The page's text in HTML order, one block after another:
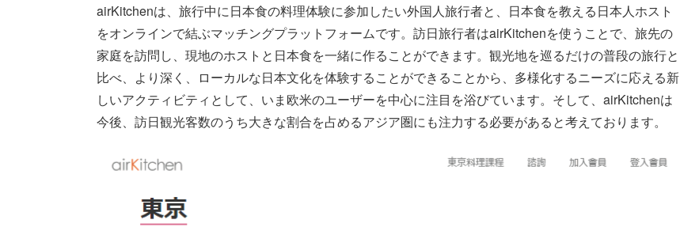
airKitchenは、旅行中に日本食の料理体験に参加したい外国人旅行者と、日本食を教える日本人ホスト
をオンラインで結ぶマッチングプラットフォームです。訪日旅行者はairKitchenを使うことで、旅先の
家庭を訪問し、現地のホストと日本食を一緒に作ることができます。観光地を巡るだけの普段の旅行と
比べ、より深く、ローカルな日本文化を体験することができることから、多様化するニーズに応える新
しいアクティビティとして、いま欧米のユーザーを中心に注目を浴びています。そして、airKitchenは
今後、訪日観光客数のうち大きな割合を占めるアジア圏にも注力する必要があると考えております。